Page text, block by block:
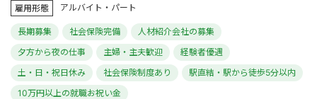
雇用形態
アルバイト・パート
長期募集 社会保険完備
人材紹介会社の募集
夕方から夜の仕事
主婦・主夫歓迎
経験者優遇
土・日・祝日休み
社会保険制度あり
駅直結・駅から徒歩5分以内
10万円以上の就職お祝い金